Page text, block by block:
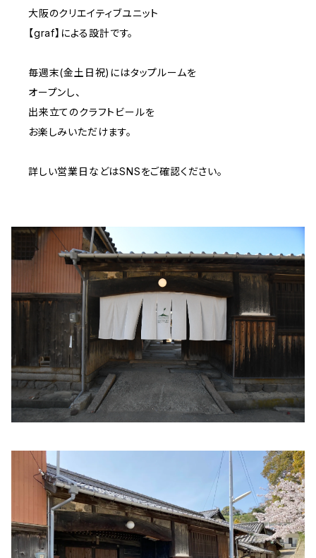
大阪のクリエイティブユニット
【graf】による設計です。
毎週末(金土日祝)にはタップルームを
オープンし、
出来立てのクラフトビールを
お楽しみいただけます。
詳しい営業日などはSNSをご確認ください。